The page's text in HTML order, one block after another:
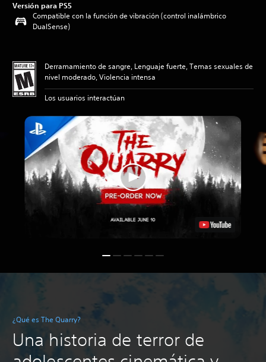
Versión para PS5
Compatible con la función de vibración (control inalámbrico
DualSense)
Derramamiento de sangre, Lenguaje fuerte, Temas sexuales de
nivel moderado, Violencia intensa
Los usuarios interactúan
¿Qué es The Quarry?
Una historia de terror de